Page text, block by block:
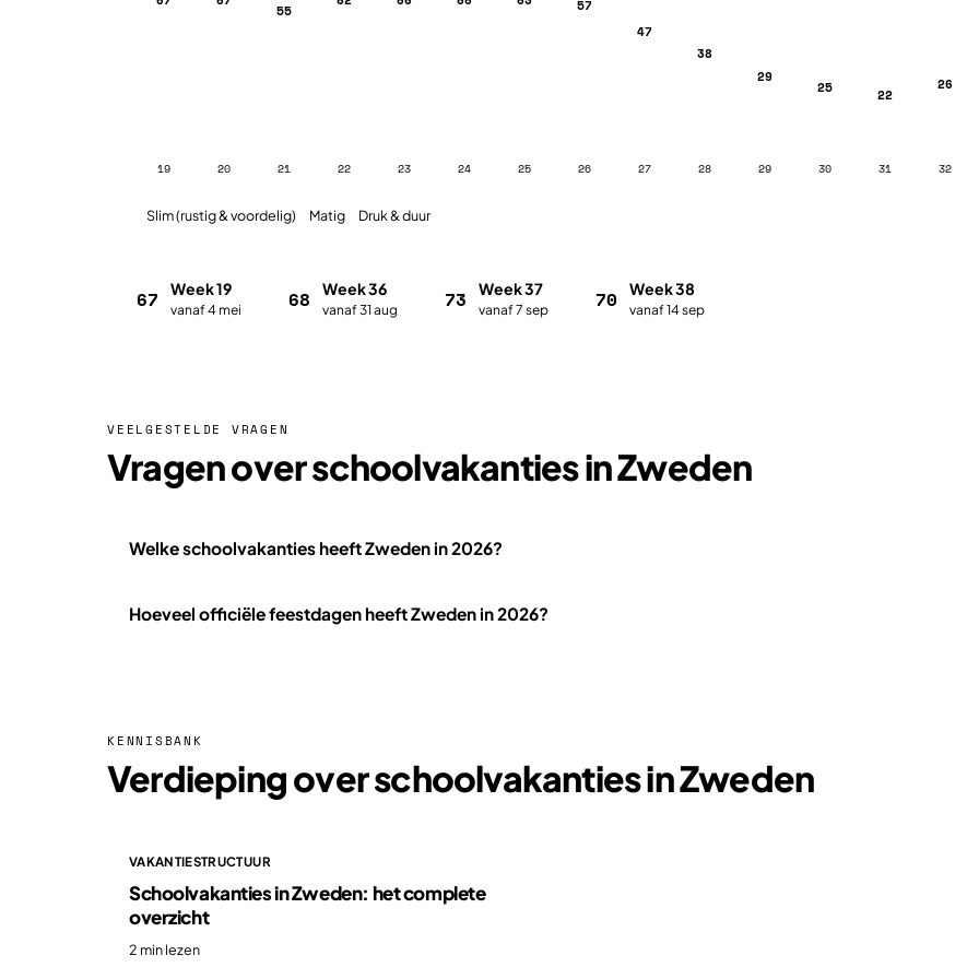
19 20
55
21 22 23 24 25
57
26
47
27
38
28
29
29
25
30
22
31
26
32
Slim (rustig & voordelig) Matig Druk & duur
67 Week 19
vanaf 4 mei 68 Week 36
vanaf 31 aug 73 Week 37
vanaf 7 sep 70 Week 38
vanaf 14 sep
VEELGESTELDE VRAGEN
Vragen over schoolvakanties in Zweden
Welke schoolvakanties heeft Zweden in 2026?
Hoeveel officiële feestdagen heeft Zweden in 2026?
KENNISBANK
Verdieping over schoolvakanties in Zweden
VAKANTIESTRUCTUUR
Schoolvakanties in Zweden: het complete
overzicht
2 min lezen